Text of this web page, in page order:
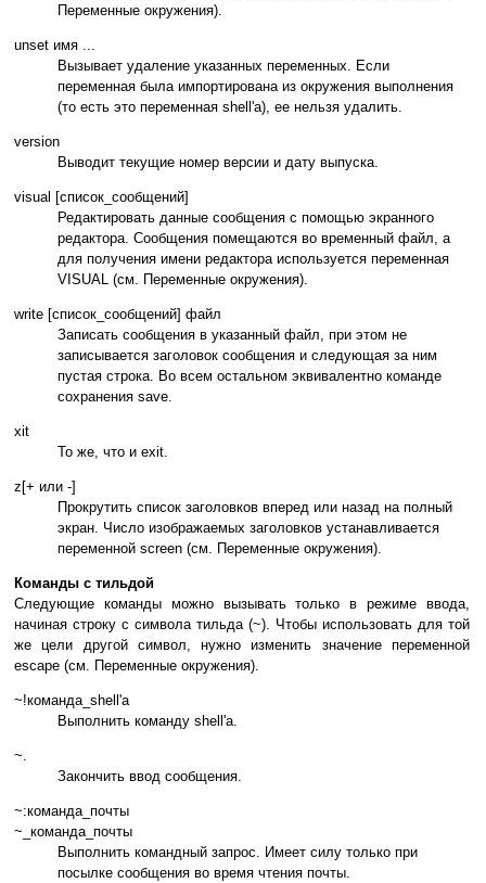
Переменные окружения).
unset имя ...
Вызывает удаление указанных переменных. Если
переменная была импортирована из окружения выполнения
(то есть это переменная shell'а), ее нельзя удалить.
version
Выводит текущие номер версии и дату выпуска.
visual [список_сообщений]
Редактировать данные сообщения с помощью экранного
редактора. Сообщения помещаются во временный файл, а
для получения имени редактора используется переменная
VISUAL (см. Переменные окружения).
write [список_сообщений] файл
Записать сообщения в указанный файл, при этом не
записывается заголовок сообщения и следующая за ним
пустая строка. Во всем остальном эквивалентно команде
сохранения save.
xit
То же, что и exit.
z[+ или -]
Прокрутить список заголовков вперед или назад на полный
экран. Число изображаемых заголовков устанавливается
переменной screen (см. Переменные окружения).
Команды с тильдой
Следующие команды можно вызывать только в режиме ввода,
начиная строку с символа тильда (~). Чтобы использовать для той
же цели другой символ, нужно изменить значение переменной
escape (см. Переменные окружения).
~!команда_shell'а
Выполнить команду shell'а.
~.
Закончить ввод сообщения.
~:команда_почты
~_команда_почты
Выполнить командный запрос. Имеет силу только при
посылке сообщения во время чтения почты.